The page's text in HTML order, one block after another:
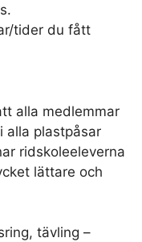
tider du fått
alla medlemmar
alla plastpåsar
ridskoleeleverna
lättare och
tävling –